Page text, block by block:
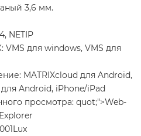
3,6 мм.
NETIP
для windows, VMS для
MATRIXcloud для Android,
Android, iPhone/iPad
просмотра: quot;">Web-